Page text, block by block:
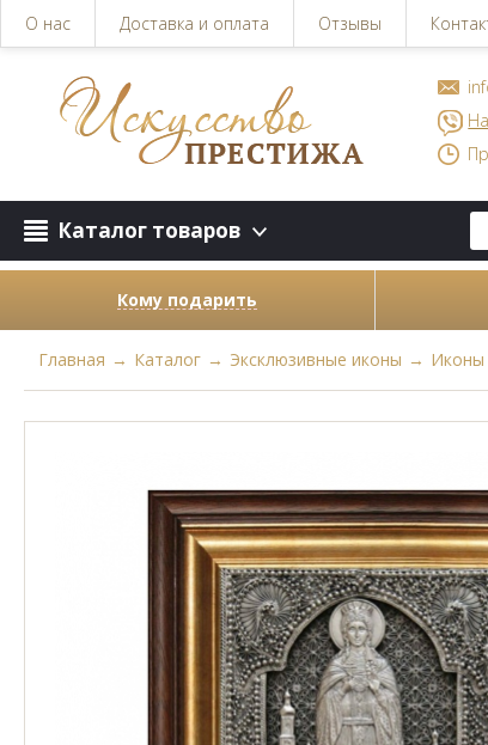
О нас Доставка и оплата Отзывы
Каталог товаров
Кому подарить
Главная → Каталог → Эксклюзивные иконы → Иконы